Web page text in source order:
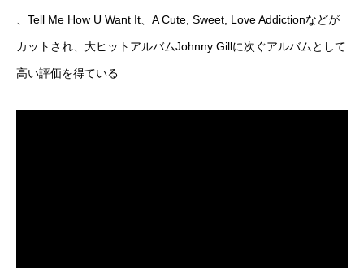
、Tell Me How U Want It、A Cute, Sweet, Love Addictionなどが
カットされ、大ヒットアルバムJohnny Gillに次ぐアルバムとして
高い評価を得ている